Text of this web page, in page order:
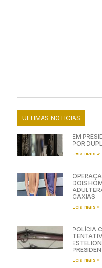
ÚLTIMAS NOTÍCIAS
EM
POR
Leia mais »
DOIS
CAXIAS
Leia mais »
POLÍCIA
Leia mais »